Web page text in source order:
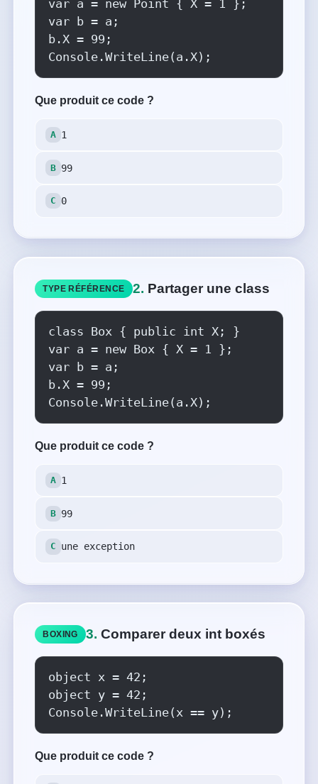
var a = new Point { X = 1 };
var b = a;
b.X = 99;
Console.WriteLine(a.X);
Que produit ce code ?
1
99
0
TYPE RÉFÉRENCE 2. Partager une class
class Box { public int X; }
var a = new Box { X = 1 };
var b = a;
b.X = 99;
Console.WriteLine(a.X);
Que produit ce code ?
1
99
une exception
BOXING 3. Comparer deux int boxés
object x = 42;
object y = 42;
Console.WriteLine(x == y);
Que produit ce code ?